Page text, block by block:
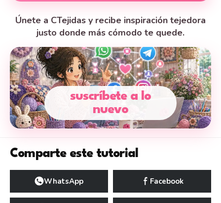
Únete a CTejidas y recibe inspiración tejedora
justo donde más cómodo te quede.
suscríbete a lo
nuevo
Comparte este tutorial
WhatsApp Facebook